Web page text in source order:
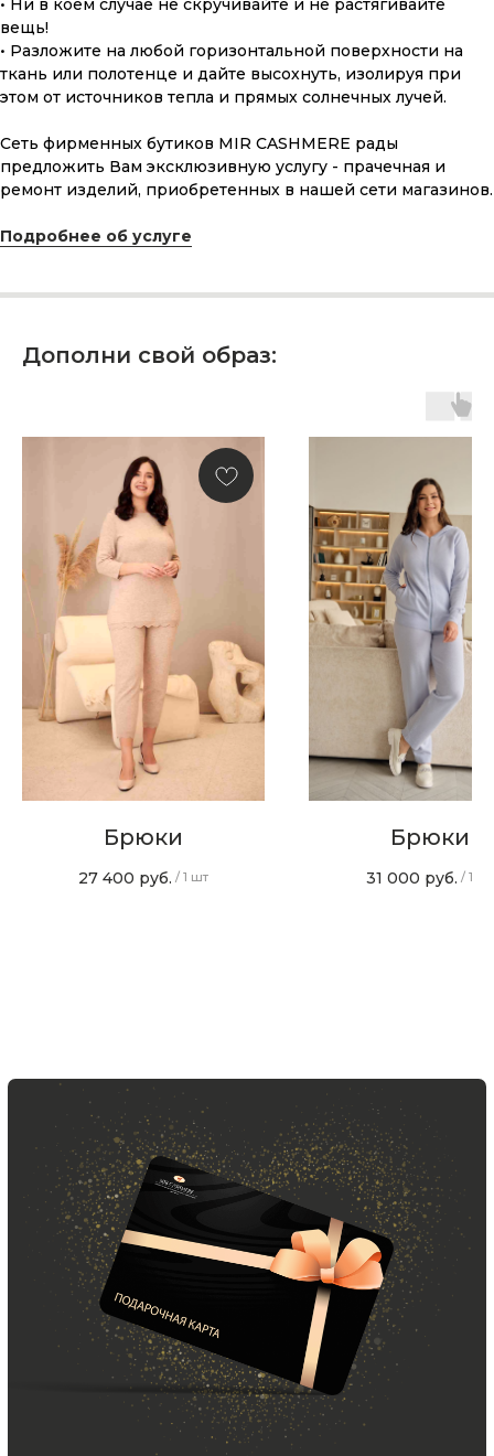
• Ни в коем случае не скручивайте и не растягивайте
вещь!
• Разложите на любой горизонтальной поверхности на
ткань или полотенце и дайте высохнуть, изолируя при
этом от источников тепла и прямых солнечных лучей.
Сеть фирменных бутиков MIR CASHMERE рады
предложить Вам эксклюзивную услугу - прачечная и
ремонт изделий, приобретенных в нашей сети магазинов.
Подробнее об услуге
Дополни свой образ:
Брюки
27 400 руб. / 1 шт
Брюки
31 000 руб. / 1 шт
ПОДАРОЧНАЯ КАРТА
Что может быть лучше подарка,
КУПИТЬ КАРТУ
Скидка 10% за подписку
на Телеграм канал
Хотите быть в курсе всех новинок
и акций, подпишитесь на email рассылку
Ваш e-mail
Новинки, акции, подарки
и модный журнал — всё это
в нашем телеграмм канале:
MIR CASHMERE Official
ООО «МИР КАШЕМИРА» © 2023
Все права защищены.